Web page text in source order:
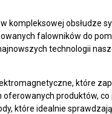
kompleksowej obsłudze
falowników do
technologii
które
produktów,
które idealnie